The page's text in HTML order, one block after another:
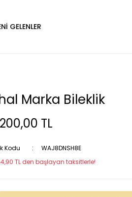
GELENLER
Marka Bileklik
TL
Kodu
WAJ8DNSH8E
TL den başlayan taksitlerle!